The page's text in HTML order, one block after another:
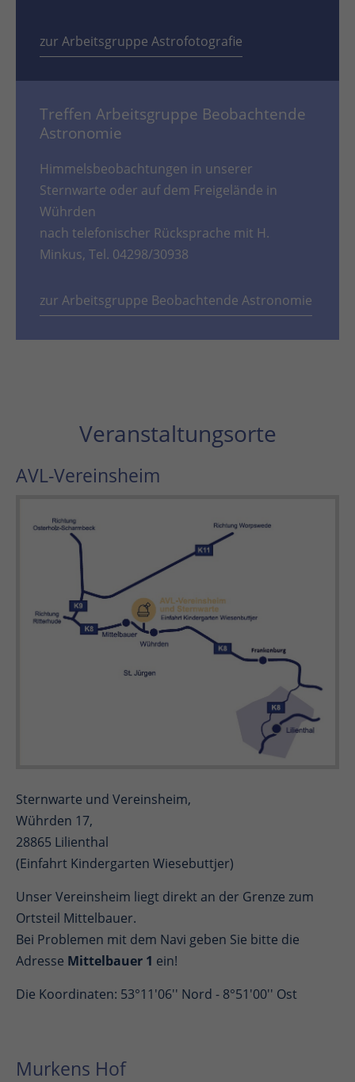
zur Arbeitsgruppe Astrofotografie
Treffen Arbeitsgruppe Beobachtende
Astronomie
Himmelsbeobachtungen in unserer
Sternwarte oder auf dem Freigelände in
Wührden
nach telefonischer Rücksprache mit H.
Minkus, Tel. 04298/30938
zur Arbeitsgruppe Beobachtende Astronomie
Veranstaltungsorte
AVL-Vereinsheim
Sternwarte und Vereinsheim,
Wührden 17,
28865 Lilienthal
(Einfahrt Kindergarten Wiesebuttjer)
Unser Vereinsheim liegt direkt an der Grenze zum
Ortsteil Mittelbauer.
Bei Problemen mit dem Navi geben Sie bitte die
Adresse Mittelbauer 1 ein!
Die Koordinaten: 53°11'06'' Nord - 8°51'00'' Ost
Murkens Hof